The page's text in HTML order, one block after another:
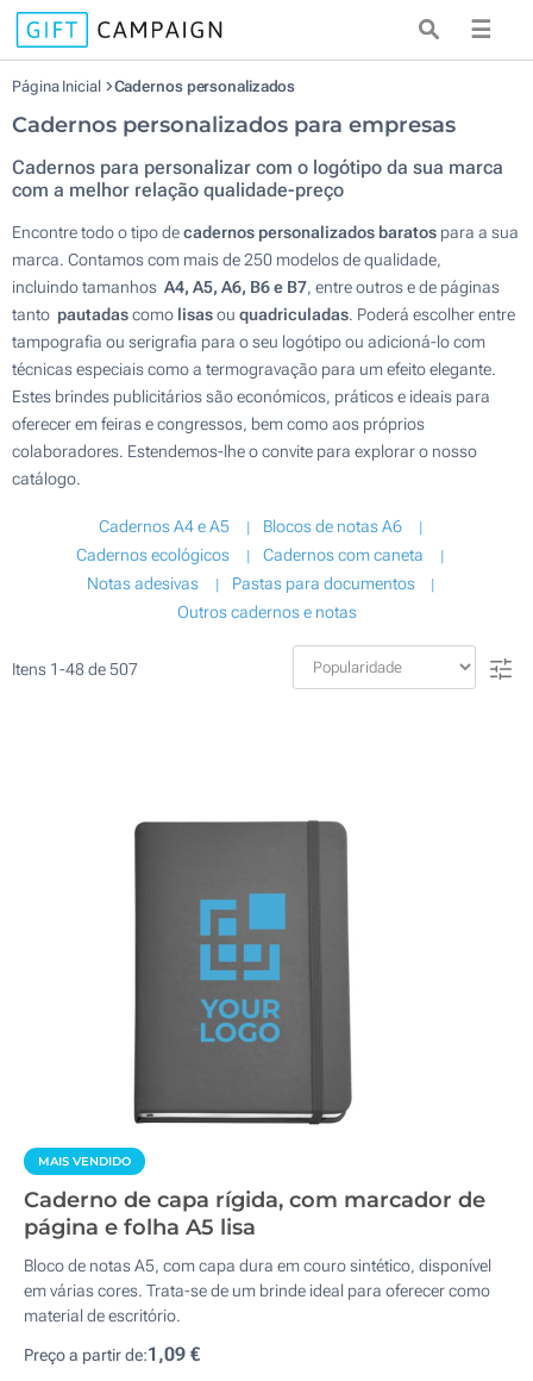
☰
Página Inicial Cadernos personalizados
Cadernos personalizados para empresas
Cadernos para personalizar com o logótipo da sua marca
com a melhor relação qualidade-preço
Encontre todo o tipo decadernos personalizados baratos para a sua
marca. Contamos com mais de 250 modelos de qualidade,
incluindo tamanhos A4, A5, A6, B6 e B7, entre outros e de páginas
tanto pautadascomo lisasou quadriculadas. Poderá escolher entre
tampografia ou serigrafia para o seu logótipo ou adicioná-lo com
técnicas especiais como a termogravação para um efeito elegante.
Estes brindes publicitários são económicos, práticos e ideais para
oferecer em feiras e congressos, bem como aos próprios
colaboradores. Estendemos-lhe o convite para explorar o nosso
catálogo.
Cadernos A4 e A5
Blocos de notas A6
Cadernos ecológicos
Cadernos com caneta
Notas adesivas
Pastas para documentos
Outros cadernos e notas
Itens 1-48de507
MAIS VENDIDO
Caderno de capa rígida, com marcador de
página e folha A5 lisa
Bloco de notas A5, com capa dura em couro sintético, disponível
em várias cores. Trata-se de um brinde ideal para oferecer como
material de escritório.
Preço a partir de:1,09 €